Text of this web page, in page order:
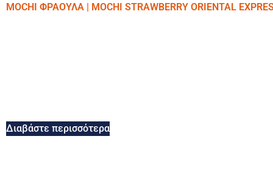
MOCHI ΦΡΑΟΥΛΑ | MOCHI STRAWBERRY ORIENTAL
Διαβάστε περισσότερα